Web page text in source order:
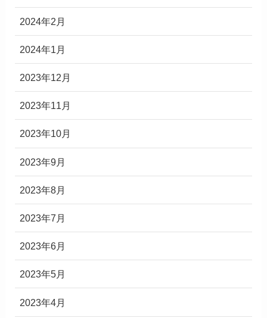
2024年2月
2024年1月
2023年12月
2023年11月
2023年10月
2023年9月
2023年8月
2023年7月
2023年6月
2023年5月
2023年4月